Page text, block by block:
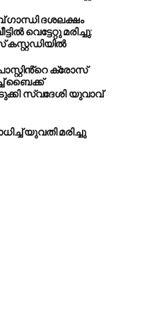
ഗാന്ധി ദശലക്ഷം
വെട്ടേറ്റു മരിച്ചു:
കസ്റ്റഡിയിൽ
ക്രോസ്
ബൈക്ക്
സ്വദേശി യുവാവ്
യുവതി മരിച്ചു